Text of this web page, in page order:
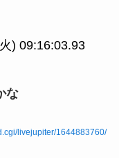
) 09:16:03.93
な
livejupiter/1644883760/